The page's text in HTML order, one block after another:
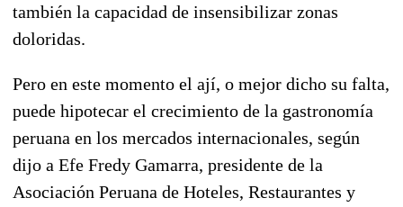
también la capacidad de insensibilizar zonas
doloridas.
Pero en este momento el ají, o mejor dicho su falta,
puede hipotecar el crecimiento de la gastronomía
peruana en los mercados internacionales, según
dijo a Efe Fredy Gamarra, presidente de la
Asociación Peruana de Hoteles, Restaurantes y